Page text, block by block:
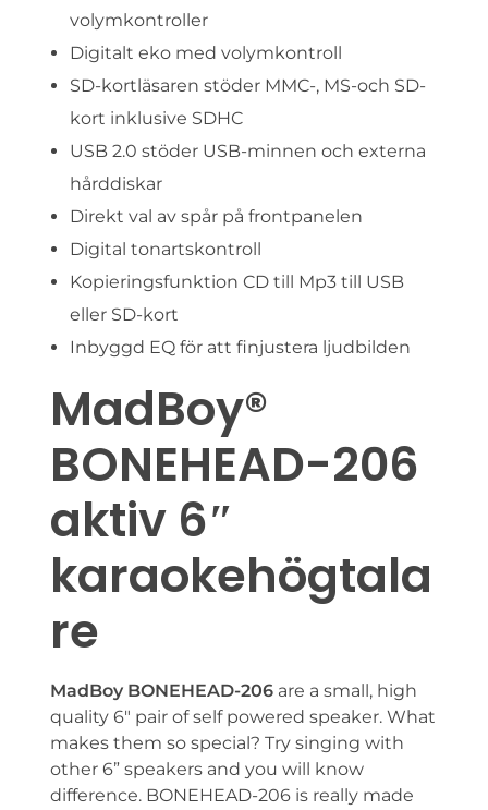
volymkontroller
Digitalt eko med volymkontroll
SD-kortläsaren stöder MMC-, MS-och SD-
kort inklusive SDHC
USB 2.0 stöder USB-minnen och externa
hårddiskar
Direkt val av spår på frontpanelen
Digital tonartskontroll
Kopieringsfunktion CD till Mp3 till USB
eller SD-kort
Inbyggd EQ för att finjustera ljudbilden
MadBoy®
BONEHEAD-206
aktiv 6″
karaokehögtala
re
MadBoy BONEHEAD-206 are a small, high
quality 6″ pair of self powered speaker. What
makes them so special? Try singing with
other 6” speakers and you will know
difference. BONEHEAD-206 is really made